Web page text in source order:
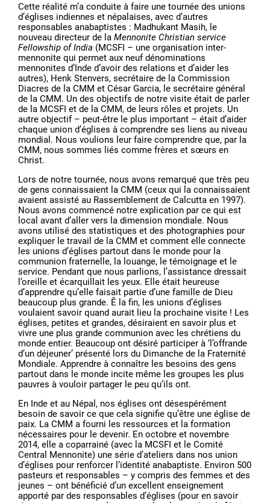
Cette réalité m’a conduite à faire une tournée des unions
d’églises indiennes et népalaises, avec d’autres
responsables anabaptistes : Madhukant Masih, le
nouveau directeur de laMennonite Christian service
Fellowship of India (MCSFI – une organisation inter-
mennonite qui permet aux neuf dénominations
mennonites d’Inde d’avoir des relations et d’aider les
autres), Henk Stenvers, secrétaire de la Commission
Diacres de la CMM et César Garcia, le secrétaire général
de la CMM. Un des objectifs de notre visite était de parler
de la MCSFI et de la CMM, de leurs rôles et projets. Un
autre objectif – peut-être le plus important – était d’aider
chaque union d’églises à comprendre ses liens au niveau
mondial. Nous voulions leur faire comprendre que, par la
CMM, nous sommes liés comme frères et sœurs en
Christ.
Lors de notre tournée, nous avons remarqué que très peu
de gens connaissaient la CMM (ceux qui la connaissaient
avaient assisté au Rassemblement de Calcutta en 1997).
Nous avons commencé notre explication par ce qui est
local avant d’aller vers la dimension mondiale. Nous
avons utilisé des statistiques et des photographies pour
expliquer le travail de la CMM et comment elle connecte
les unions d’églises partout dans le monde pour la
communion fraternelle, la louange, le témoignage et le
service. Pendant que nous parlions, l’assistance dressait
l’oreille et écarquillait les yeux. Elle était heureuse
d’apprendre qu’elle faisait partie d’une famille de Dieu
beaucoup plus grande. Ê la fin, les unions d’églises
voulaient savoir quand aurait lieu la prochaine visite ! Les
églises, petites et grandes, désiraient en savoir plus et
vivre une plus grande communion avec les chrétiens du
monde entier. Beaucoup ont désiré participer à ‘l’offrande
d’un déjeuner’ présenté lors du Dimanche de la Fraternité
Mondiale. Apprendre à connaître les besoins des gens
partout dans le monde incite même les groupes les plus
pauvres à vouloir partager le peu qu’ils ont.
En Inde et au Népal, nos églises ont désespérément
besoin de savoir ce que cela signifie qu’être une église de
paix. La CMM a fourni les ressources et la formation
nécessaires pour le devenir. En octobre et novembre
2014, elle a coparrainé (avec la MCSFI et le Comité
Central Mennonite) une série d’ateliers dans nos union
d’églises pour renforcer l’identité anabaptiste. Environ 500
pasteurs et responsables – y compris des femmes et des
jeunes – ont bénéficié d’un excellent enseignement
apporté par des responsables d’églises (pour en savoir